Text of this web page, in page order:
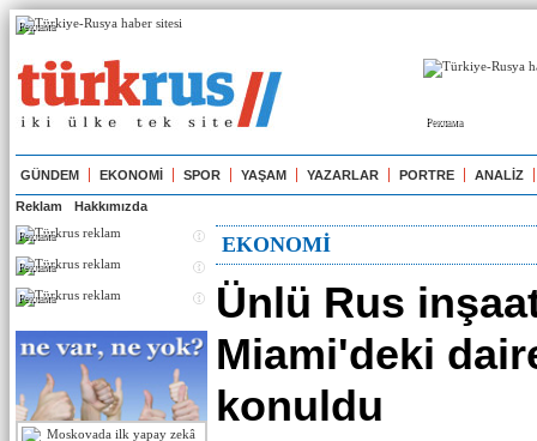
Реклама
Реклама
GÜNDEM EKONOMİ SPOR YAŞAM YAZARLAR PORTRE ANALİZ
Reklam Hakkımızda
Реклама
Реклама
Реклама
EKONOMİ
Ünlü Rus
Miami'deki
konuldu